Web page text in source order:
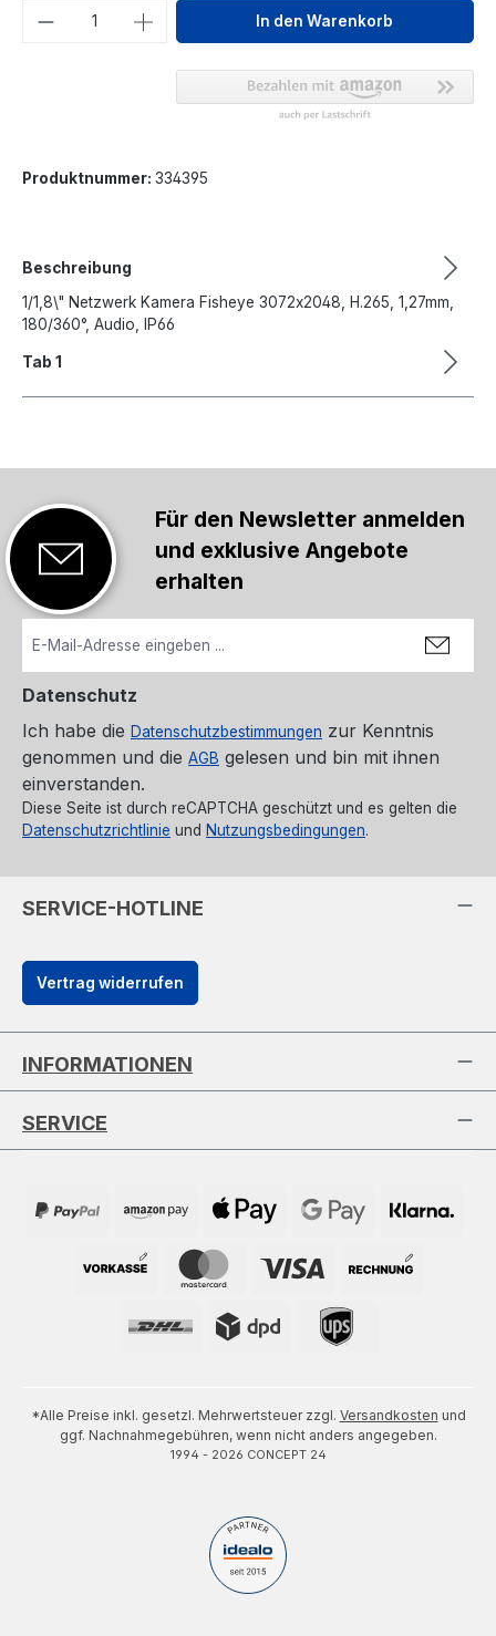
Produkt Anzahl: Gib denIn den Warenkorb
Produktnummer: 334395
Beschreibung
1/1,8\" Netzwerk Kamera Fisheye 3072x2048, H.265, 1,27mm,
180/360°, Audio, IP66
Tab 1
Für den Newsletter anmelden
und exklusive Angebote
erhalten
Datenschutz
Ich habe die Datenschutzbestimmungen zur Kenntnis
genommen und die AGB gelesen und bin mit ihnen
einverstanden.
Diese Seite ist durch reCAPTCHA geschützt und es gelten die
Datenschutzrichtlinie und Nutzungsbedingungen.
SERVICE-HOTLINE
Vertrag widerrufen
INFORMATIONEN
SERVICE
*Alle Preise inkl. gesetzl. Mehrwertsteuer zzgl. Versandkosten und
ggf. Nachnahmegebühren, wenn nicht anders angegeben.
1994 - 2026 CONCEPT 24